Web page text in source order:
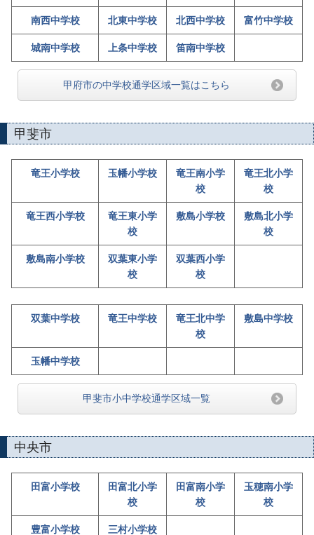
南西中学校 北東中学校 北西中学校 富竹中学校
城南中学校 上条中学校 笛南中学校
甲府市の中学校通学区域一覧はこちら
甲斐市
竜王小学校 玉幡小学校
竜王南小学
校
竜王北小学
校
竜王西小学校
竜王東小学
校
敷島小学校
敷島北小学
校
敷島南小学校
双葉東小学
校
双葉西小学
校
双葉中学校 竜王中学校
竜王北中学
校
敷島中学校
玉幡中学校
甲斐市小中学校通学区域一覧
中央市
田富小学校
田富北小学
校
田富南小学
校
玉穂南小学
校
豊富小学校 三村小学校